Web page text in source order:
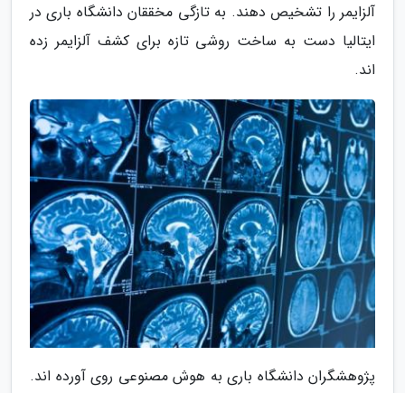
آلزایمر را تشخیص دهند. به تازگی مخققان دانشگاه باری در
ایتالیا دست به ساخت روشی تازه برای کشف آلزایمر زده
اند.
پژوهشگران دانشگاه باری به هوش مصنوعی روی آورده اند.